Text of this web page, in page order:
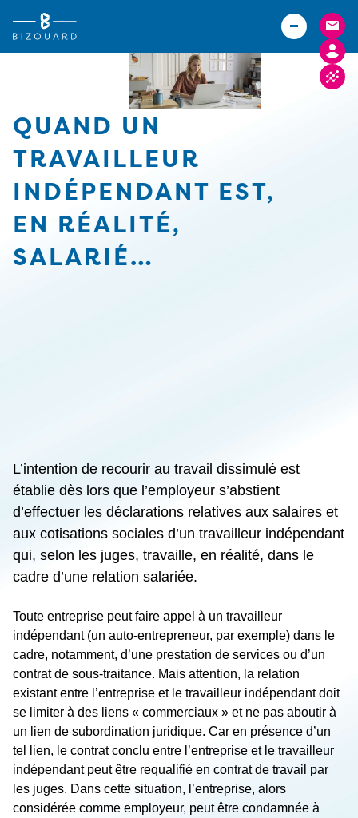
TPE
Agriculteurs (Bizouard)
PME
Actualités
Carrières
Implantations
FACTURE ELECTRONIQUE
QUAND UN
TRAVAILLEUR
INDÉPENDANT EST,
EN RÉALITÉ,
SALARIÉ…
L’intention de recourir au travail dissimulé est
établie dès lors que l’employeur s’abstient
d’effectuer les déclarations relatives aux salaires et
aux cotisations sociales d’un travailleur indépendant
qui, selon les juges, travaille, en réalité, dans le
cadre d’une relation salariée.
Toute entreprise peut faire appel à un travailleur
indépendant (un auto-entrepreneur, par exemple) dans le
cadre, notamment, d’une prestation de services ou d’un
contrat de sous-traitance. Mais attention, la relation
existant entre l’entreprise et le travailleur indépendant doit
se limiter à des liens « commerciaux » et ne pas aboutir à
un lien de subordination juridique. Car en présence d’un
tel lien, le contrat conclu entre l’entreprise et le travailleur
indépendant peut être requalifié en contrat de travail par
les juges. Dans cette situation, l’entreprise, alors
considérée comme employeur, peut être condamnée à